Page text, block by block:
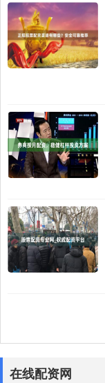
在线配资网